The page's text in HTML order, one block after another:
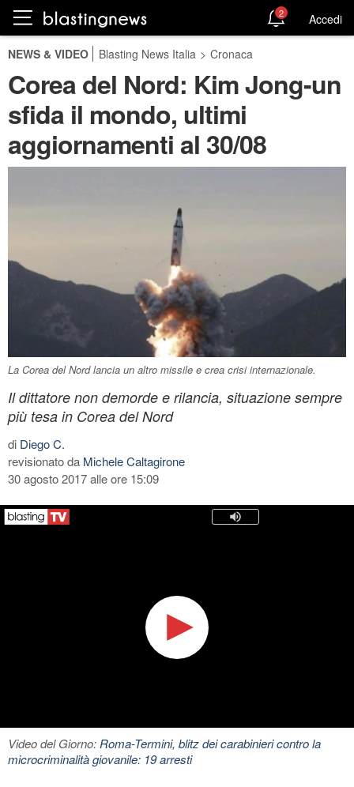
2 Accedi
NEWS & VIDEO Blasting News Italia > Cronaca
Corea del Nord: Kim Jong-un
sfida il mondo, ultimi
aggiornamenti al 30/08
La Corea del Nord lancia un altro missile e crea crisi internazionale.
Il dittatore non demorde e rilancia, situazione sempre
più tesa in Corea del Nord
di Diego C.
revisionato da Michele Caltagirone
30 agosto 2017 alle ore 15:09
Video del Giorno:Roma-Termini, blitz dei carabinieri contro la
microcriminalità giovanile: 19 arresti